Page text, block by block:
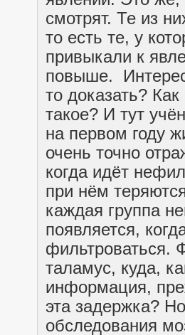
смотрят. Те из
то есть те, у
привыкали к
повыше.
то доказать?
такое? И тут
на первом году
очень точно
когда идёт
при нём
каждая группа
появляется,
фильтроваться.
таламус, куда,
информация,
эта задержка?
обследования